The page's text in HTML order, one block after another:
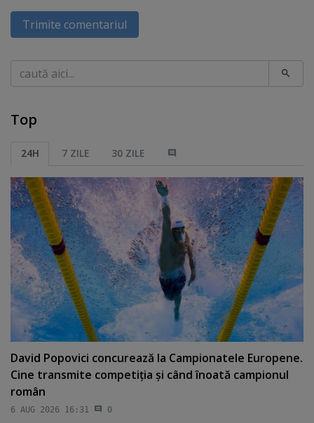
Trimite comentariul
Caută
Top
24H 7 ZILE 30 ZILE
David Popovici concurează la Campionatele Europene.
Cine transmite competiţia şi când înoată campionul
român
6 AUG 2026 16:31 0